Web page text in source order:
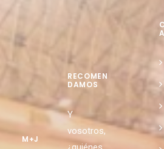
M+J
RECOMEN
DAMOS
Y
vosotros,